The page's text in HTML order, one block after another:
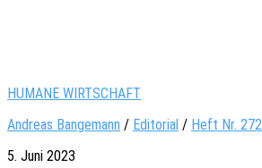
HUMANE WIRTSCHAFT
Andreas Bangemann / Editorial / Heft Nr. 272
5. Juni 2023